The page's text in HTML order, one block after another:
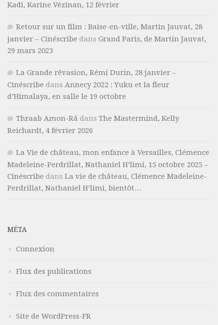
Kadi, Karine Vézinan, 12 février
Retour sur un film : Baise-en-ville, Martin Jauvat, 28
janvier – Cinéscribe dans Grand Paris, de Martin Jauvat,
29 mars 2023
La Grande rêvasion, Rémi Durin, 28 janvier –
Cinéscribe dans Annecy 2022 : Yuku et la fleur
d’Himalaya, en salle le 19 octobre
Thraab Amon-Râ dans The Mastermind, Kelly
Reichardt, 4 février 2026
La Vie de château, mon enfance à Versailles, Clémence
Madeleine-Perdrillat, Nathaniel H’limi, 15 octobre 2025 –
Cinéscribe dans La vie de château, Clémence Madeleine-
Perdrillat, Nathaniel H’limi, bientôt…
MÉTA
Connexion
Flux des publications
Flux des commentaires
Site de WordPress-FR